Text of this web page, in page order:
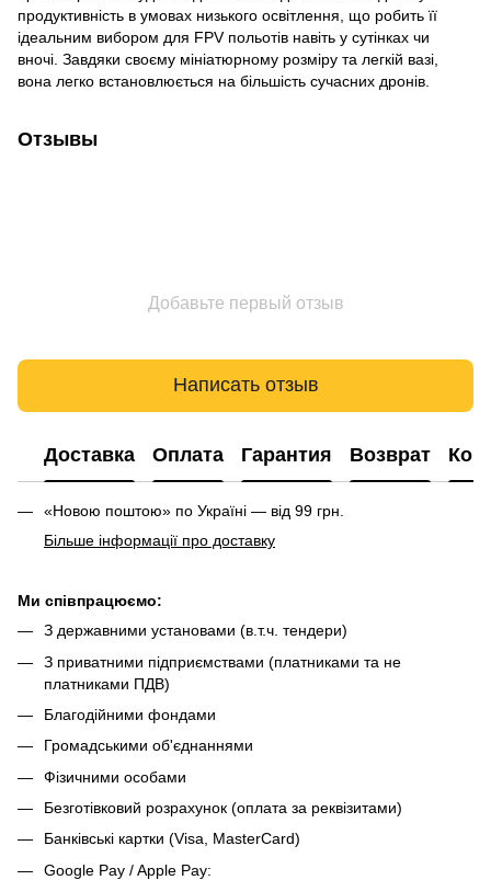
продуктивність в умовах низького освітлення, що робить її
ідеальним вибором для FPV польотів навіть у сутінках чи
вночі. Завдяки своєму мініатюрному розміру та легкій вазі,
вона легко встановлюється на більшість сучасних дронів.
Отзывы
Добавьте первый отзыв
Написать отзыв
Доставка Оплата Гарантия Возврат
«Новою поштою» по Україні — від 99 грн.
Більше інформації про доставку
Ми співпрацюємо:
З державними установами (в.т.ч. тендери)
З приватними підприємствами (платниками та не
платниками ПДВ)
Благодійними фондами
Громадськими об'єднаннями
Фізичними особами
Безготівковий розрахунок (оплата за реквізитами)
Банківські картки (Visa, MasterCard)
Google Pay / Apple Pay: